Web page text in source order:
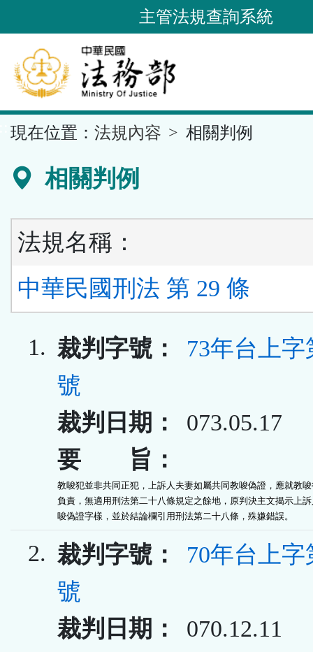
到
要
內
容
區
主管法規查詢系統
現在位置： 法規內容 相關判例
相關判例
法規名稱：
中華民國刑法 第 29 條
1. 裁判字號：
73年台上字
號
裁判日期：
073.05.17
要 旨：
教唆犯並非共同正犯，上訴人夫妻如屬共同教唆偽證，應就教
負責，無適用刑法第二十八條規定之餘地，原判決主文揭示上
唆偽證字樣，並於結論欄引用刑法第二十八條，殊嫌錯誤。
2. 裁判字號：
70年台上字
號
裁判日期：
070.12.11